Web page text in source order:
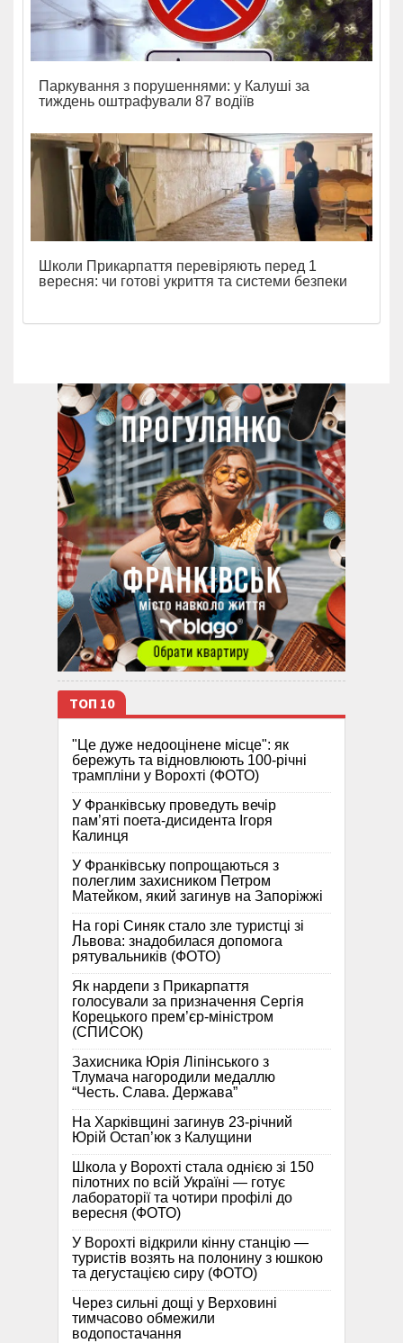
Паркування з порушеннями: у Калуші за
тиждень оштрафували 87 водіїв
Школи Прикарпаття перевіряють перед 1
вересня: чи готові укриття та системи безпеки
ТОП 10
"Це дуже недооцінене місце": як
бережуть та відновлюють 100-річні
трампліни у Ворохті (ФОТО)
У Франківську проведуть вечір
пам’яті поета-дисидента Ігоря
Калинця
У Франківську попрощаються з
полеглим захисником Петром
Матейком, який загинув на Запоріжжі
На горі Синяк стало зле туристці зі
Львова: знадобилася допомога
рятувальників (ФОТО)
Як нардепи з Прикарпаття
голосували за призначення Сергія
Корецького прем’єр-міністром
(СПИСОК)
Захисника Юрія Ліпінського з
Тлумача нагородили медаллю
“Честь. Слава. Держава”
На Харківщині загинув 23-річний
Юрій Остап’юк з Калущини
Школа у Ворохті стала однією зі 150
пілотних по всій Україні — готує
лабораторії та чотири профілі до
вересня (ФОТО)
У Ворохті відкрили кінну станцію —
туристів возять на полонину з юшкою
та дегустацією сиру (ФОТО)
Через сильні дощі у Верховині
тимчасово обмежили
водопостачання